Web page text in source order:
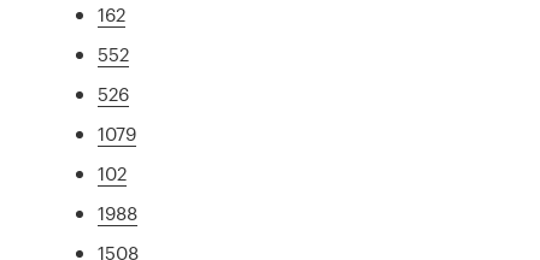
162
552
526
1079
102
1988
1508